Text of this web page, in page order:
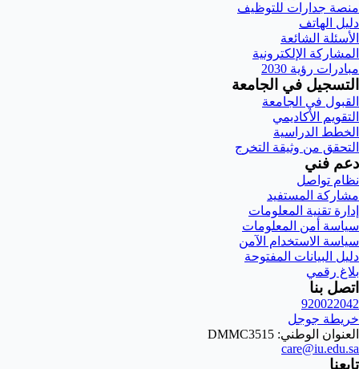
منصة جدارات للتوظيف
دليل الهاتف
الأسئلة الشائعة
المشاركة الإلكترونية
مبادرات رؤية 2030
التسجيل في الجامعة
القبول في الجامعة
التقويم الأكاديمي
الخطط الدراسية
التحقق من وثيقة التخرج
دعم فني
نظام تواصل
مشاركة المستفيد
إدارة تقنية المعلومات
سياسة أمن المعلومات
سياسة الاستخدام الآمن
دليل البيانات المفتوحة
بلاغ رقمي
اتصل بنا
920022042
خريطة جوجل
العنوان الوطني: DMMC3515
care@iu.edu.sa
تابعنا